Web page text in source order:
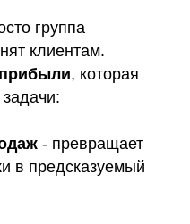
группа
клиентам.
, которая
- превращает
в предсказуемый